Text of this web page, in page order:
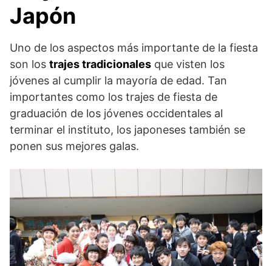
Japón
Uno de los aspectos más importante de la fiesta
son los trajes tradicionales que visten los
jóvenes al cumplir la mayoría de edad. Tan
importantes como los trajes de fiesta de
graduación de los jóvenes occidentales al
terminar el instituto, los japoneses también se
ponen sus mejores galas.